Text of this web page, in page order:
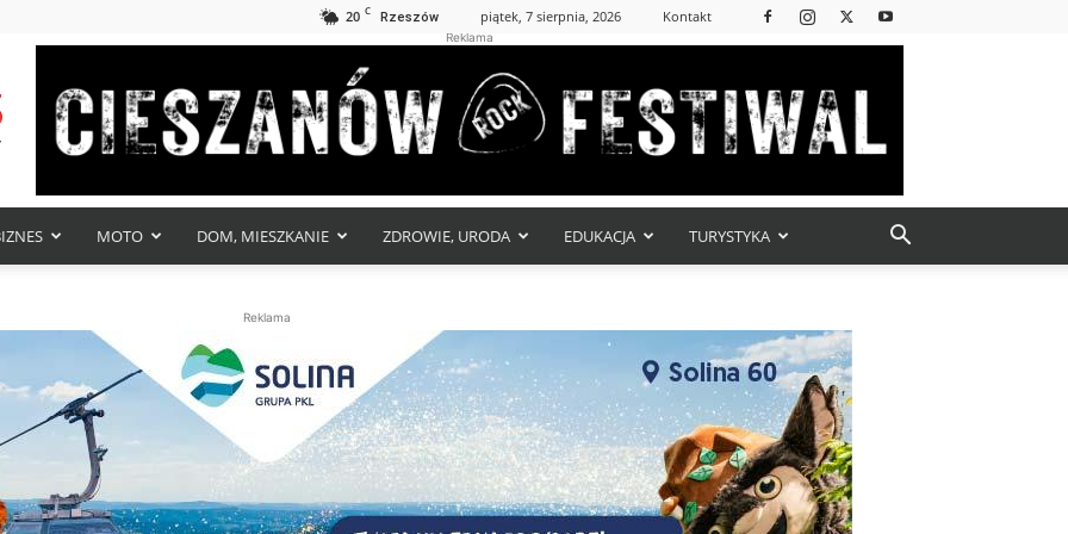
20 C Rzeszów piątek, 7 sierpnia, 2026 Kontakt
Reklama
MOTO DOM, MIESZKANIE ZDROWIE, URODA EDUKACJA TURYSTYKA
Reklama